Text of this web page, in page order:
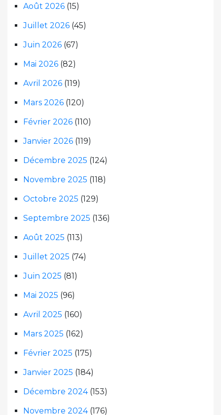
Août 2026 (15)
Juillet 2026 (45)
Juin 2026 (67)
Mai 2026 (82)
Avril 2026 (119)
Mars 2026 (120)
Février 2026 (110)
Janvier 2026 (119)
Décembre 2025 (124)
Novembre 2025 (118)
Octobre 2025 (129)
Septembre 2025 (136)
Août 2025 (113)
Juillet 2025 (74)
Juin 2025 (81)
Mai 2025 (96)
Avril 2025 (160)
Mars 2025 (162)
Février 2025 (175)
Janvier 2025 (184)
Décembre 2024(153)
Novembre 2024(176)